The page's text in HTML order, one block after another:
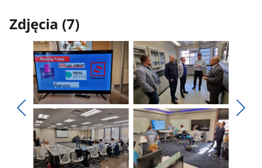
Zdjęcia (7)
Pokaż
poprzednie
zdjęcia
Pokaż
zdjęcie
1
z
galerii.
Pokaż
zdjęcie
2
z
galerii.